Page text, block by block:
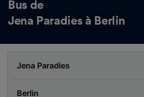
Bus de
Jena Paradies à Berlin